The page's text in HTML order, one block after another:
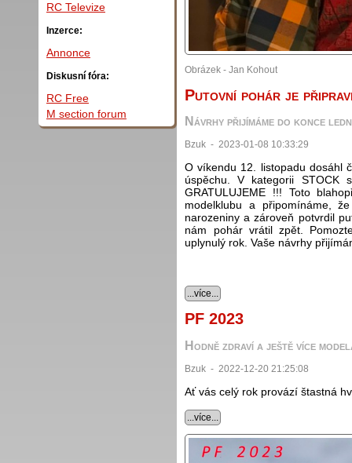
RC Televize
Inzerce:
Annonce
Diskusní fóra:
RC Free
M section forum
Obrázek - Jan Kohout
Putovní pohár je
Návrhy přijímáme do konce
Bzuk - 2023-01-08 10:33:29
O víkendu 12. listopadu dosáhl
úspěchu. V kategorii STOCK
GRATULUJEME !!! Toto
modelklubu a připomínáme,
narozeniny a zároveň potvrdil
nám pohár vrátil zpět.
uplynulý rok. Vaše návrhy
...více...
PF 2023
Hodně zdraví a ještě více
Bzuk - 2022-12-20 21:25:08
Ať vás celý rok provází štastná
...více...